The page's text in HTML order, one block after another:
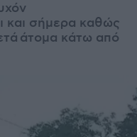
και σήμερα καθώς
άτομα κάτω από